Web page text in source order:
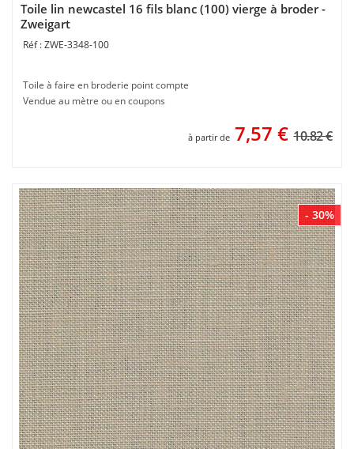
Toile lin newcastel 16 fils blanc (100) vierge à broder -
Zweigart
ZWE-3348-100
Toile à faire en broderie point compte
Vendue au mètre ou en coupons
à partir de 7,57 € 10.82 €
- 30%